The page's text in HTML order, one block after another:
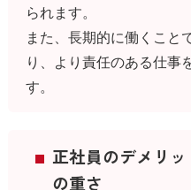
られます。
また、長期的に働くこと
り、より責任のある仕事
す。
正社員のデメリ
の重さ